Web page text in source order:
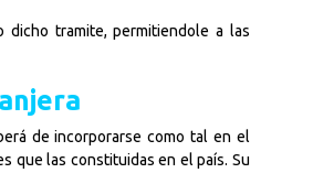
dicho tramite, permitiendole a las
de incorporarse como tal en el
que las constituidas en el país. Su